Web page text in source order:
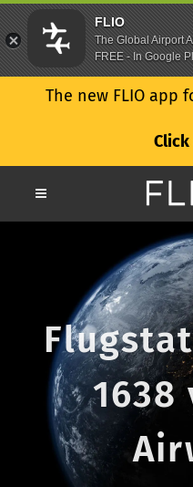
The new FLIO app
Click
1638
FLIO
The Global Airport
FREE - In Google